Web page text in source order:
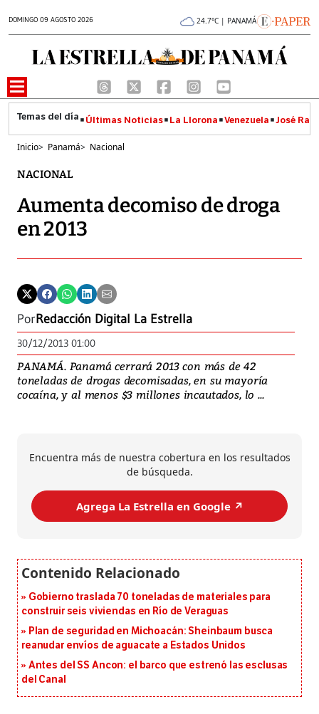
DOMINGO 09 AGOSTO 2026 24.7°C | PANAMÁ
Últimas Noticias La Llorona Venezuela José
Inicio> Panamá> Nacional
NACIONAL
Aumenta decomiso de droga
en 2013
PorRedacción Digital La Estrella
30/12/2013 01:00
PANAMÁ. Panamá cerrará 2013 con más de 42
toneladas de drogas decomisadas, en su mayoría
cocaína, y al menos $3 millones incautados, lo ...
Encuentra más de nuestra cobertura en los resultados
de búsqueda.
Agrega La Estrella en Google ↗️
Gobierno traslada 70 toneladas de materiales para
construir seis viviendas en Río de Veraguas
Plan de seguridad en Michoacán: Sheinbaum busca
reanudar envíos de aguacate a Estados Unidos
Antes del SS Ancon: el barco que estrenó las esclusas
del Canal